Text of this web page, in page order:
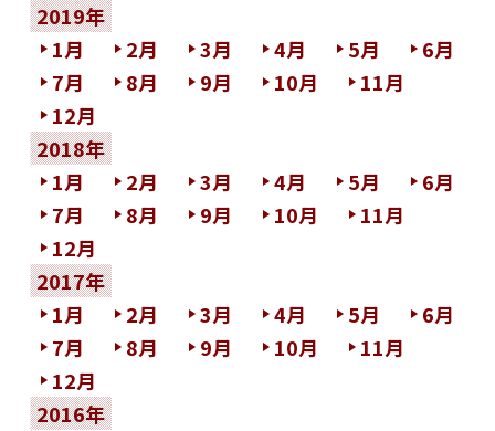
2019年
1月
2月 3月 4月 5月
6月
7月
8月 9月 10月
11月
12月
2018年
1月
2月 3月 4月 5月
6月
7月
8月 9月 10月
11月
12月
2017年
1月
2月 3月 4月 5月
6月
7月
8月 9月 10月
11月
12月
2016年